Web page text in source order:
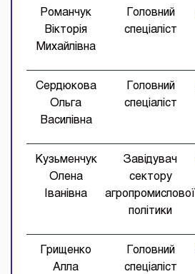
Романчук
Вікторія
Михайлівна
Головний
спеціаліст
Сердюкова
Ольга
Василівна
Головний
спеціаліст
Кузьменчук
Олена
Іванівна
Завідувач
сектору
агропромислової
політики
Грищенко
Алла
Головний
спеціаліст